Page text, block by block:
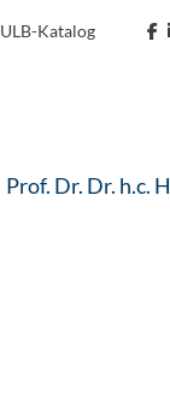
ULB-Katalog
Prof. Dr. Dr. h.c.